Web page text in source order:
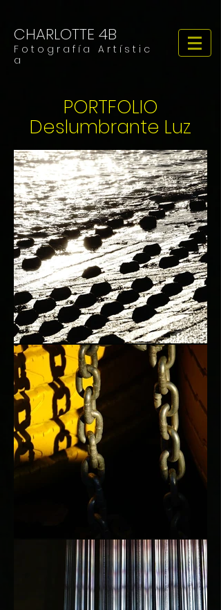
CHARLOTTE 4B
F o t o g r a f í a A r t í s t i c
a
PORTFOLIO
Deslumbrante Luz